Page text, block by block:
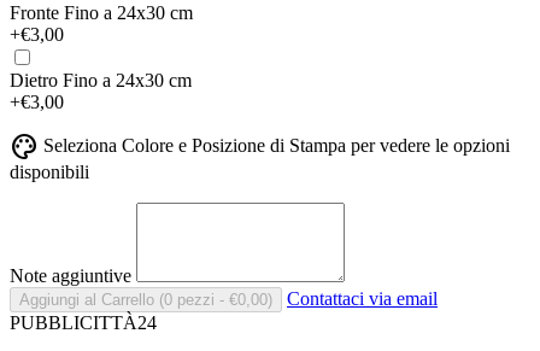
Fronte Fino a 24x30 cm
+€3,00
Dietro Fino a 24x30 cm
+€3,00
palette Seleziona Colore e Posizione di Stampa per vedere le opzioni
disponibili
Note aggiuntive
Aggiungi al Carrello (0 pezzi - €0,00)
Contattaci via email
PUBBLICITTÀ24